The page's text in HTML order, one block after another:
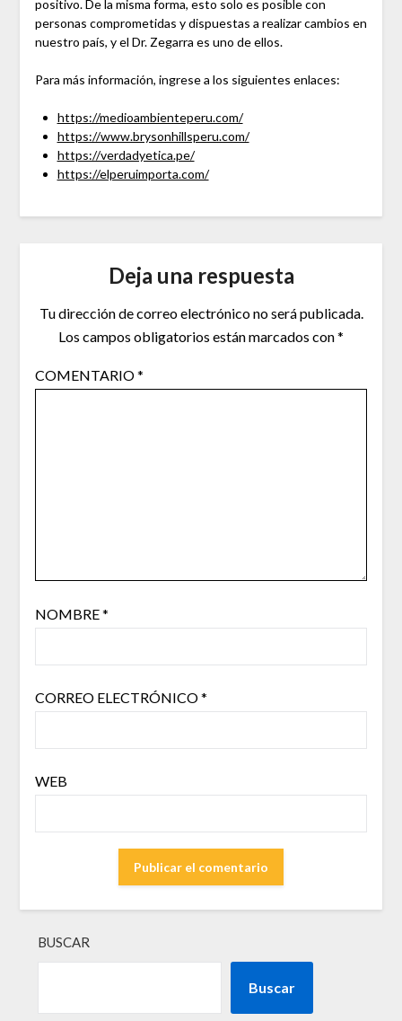
positivo. De la misma forma, esto solo es posible con
personas comprometidas y dispuestas a realizar cambios en
nuestro país, y el Dr. Zegarra es uno de ellos.
Para más información, ingrese a los siguientes enlaces:
https://medioambienteperu.com/
https://www.brysonhillsperu.com/
https://verdadyetica.pe/
https://elperuimporta.com/
Deja una respuesta
Tu dirección de correo electrónico no será publicada.
Los campos obligatorios están marcados con*
COMENTARIO*
NOMBRE*
CORREO ELECTRÓNICO*
WEB
BUSCAR
Buscar